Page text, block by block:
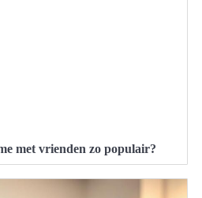
met vrienden zo populair?